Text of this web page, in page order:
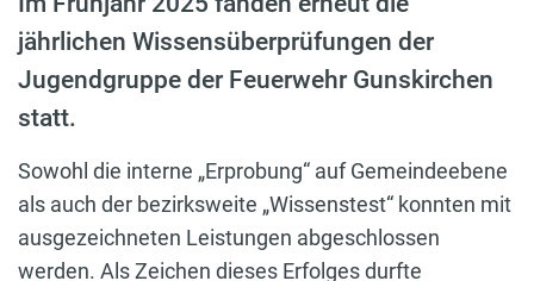
jährlichen Wissensüberprüfungen der
Jugendgruppe der Feuerwehr Gunskirchen
statt.
Sowohl die interne „Erprobung“ auf Gemeindeebene
als auch der bezirksweite „Wissenstest“ konnten mit
ausgezeichneten Leistungen abgeschlossen
werden. Als Zeichen dieses Erfolges durfte